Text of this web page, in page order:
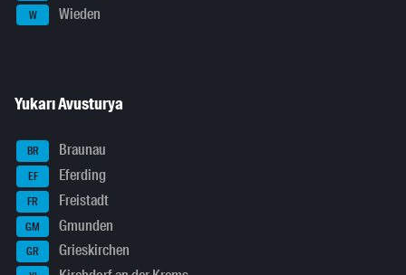
W Wieden
Yukarı Avusturya
BR Braunau
EF Eferding
FR Freistadt
GM Gmunden
GR Grieskirchen